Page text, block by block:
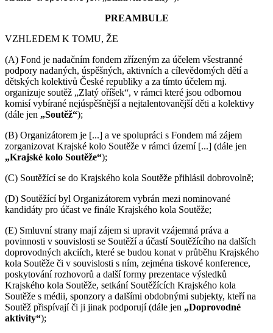
PREAMBULE
VZHLEDEM K TOMU, ŽE
(A) Fond je nadačním fondem zřízeným za účelem všestranné
podpory nadaných, úspěšných, aktivních a cílevědomých dětí a
dětských kolektivů České republiky a za tímto účelem mj.
organizuje soutěž „Zlatý oříšek“, v rámci které jsou odbornou
komisí vybírané nejúspěšnější a nejtalentovanější děti a kolektivy
(dále jen „Soutěž“);
(B) Organizátorem je [...] a ve spolupráci s Fondem má zájem
zorganizovat Krajské kolo Soutěže v rámci území [...] (dále jen
„Krajské kolo Soutěže“);
(C) Soutěžící se do Krajského kola Soutěže přihlásil dobrovolně;
(D) Soutěžící byl Organizátorem vybrán mezi nominované
kandidáty pro účast ve finále Krajského kola Soutěže;
(E) Smluvní strany mají zájem si upravit vzájemná práva a
povinnosti v souvislosti se Soutěží a účastí Soutěžícího na dalších
doprovodných akciích, které se budou konat v průběhu Krajského
kola Soutěže či v souvislosti s ním, zejména tiskové konference,
poskytování rozhovorů a další formy prezentace výsledků
Krajského kola Soutěže, setkání Soutěžících Krajského kola
Soutěže s médii, sponzory a dalšími obdobnými subjekty, kteří na
Soutěž přispívají či ji jinak podporují (dále jen „Doprovodné
aktivity“);